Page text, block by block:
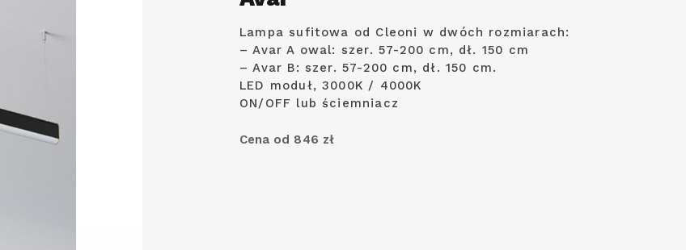
Lampa sufitowa od Cleoni w dwóch rozmiarach:
– Avar A owal: szer. 57-200 cm, dł. 150 cm
– Avar B: szer. 57-200 cm, dł. 150 cm.
LED moduł, 3000K / 4000K
ON/OFF lub ściemniacz
Cena od 846 zł